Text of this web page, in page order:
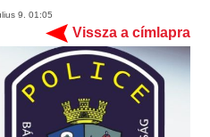
9. 01:05
Vissza a címlapra